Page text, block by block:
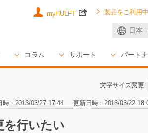
日本
コラム サポート パート
myHULFT 製品をご利用
文字サイズ変更
時 : 2013/03/27 17:44 更新日時 : 2018/03/22
を行いたい